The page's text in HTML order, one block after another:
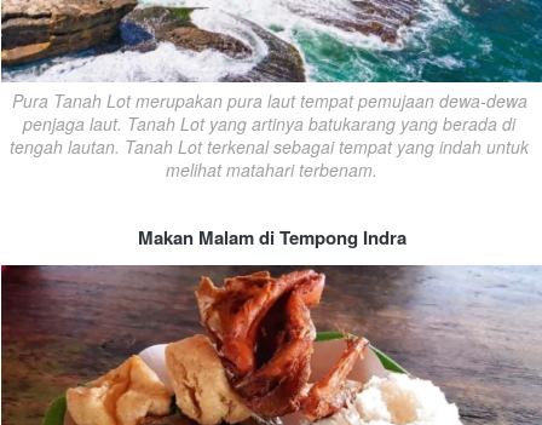
Pura Tanah Lot merupakan pura laut tempat pemujaan dewa-dewa
penjaga laut. Tanah Lot yang artinya batukarang yang berada di
tengah lautan. Tanah Lot terkenal sebagai tempat yang indah untuk
melihat matahari terbenam.
Makan Malam di Tempong Indra